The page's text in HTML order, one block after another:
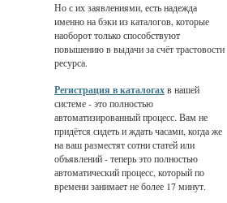
Но с их заявлениями, есть надежда
именно на бэки из каталогов, которые
наоборот только способствуют
повышению в выдачи за счёт трастовости
ресурса.
Регистрация в каталогахв нашей
системе - это полностью
автоматизированный процесс. Вам не
придётся сидеть и ждать часами, когда же
на ваш разместят сотни статей или
объявлений - теперь это полностью
автоматический процесс, который по
времени занимает не более 17 минут.